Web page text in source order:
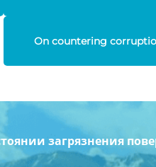
On countering
загрязнения